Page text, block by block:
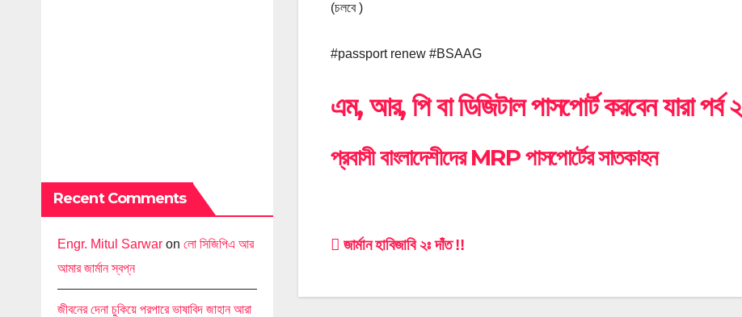
Recent Comments
Engr. Mitul Sarwar on লো সিজিপিএ আর
আমার জার্মান স্বপ্ন
জীবনের দেনা চুকিয়ে পরপারে ভাষাবিদ জাহান আরা
(চলবে )
#passport renew #BSAAG
এম, আর, পি বা ডিজিটাল পাসপোর্ট করবেন যারা পর্ব ২
প্রবাসী বাংলাদেশীদের MRP পাসপোর্টের সাতকাহন
Post
জার্মান হাবিজাবি ২ঃ দাঁত !!